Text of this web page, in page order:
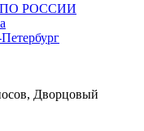
РОССИИ
Дворцовый